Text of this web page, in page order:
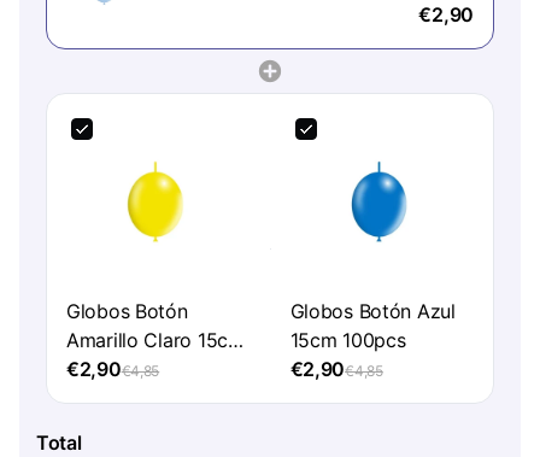
€2,90
Globos Botón
Amarillo Claro 15cm
100pcs
€2,90€4,85
Globos Botón Azul
15cm 100pcs
€2,90€4,85
Total